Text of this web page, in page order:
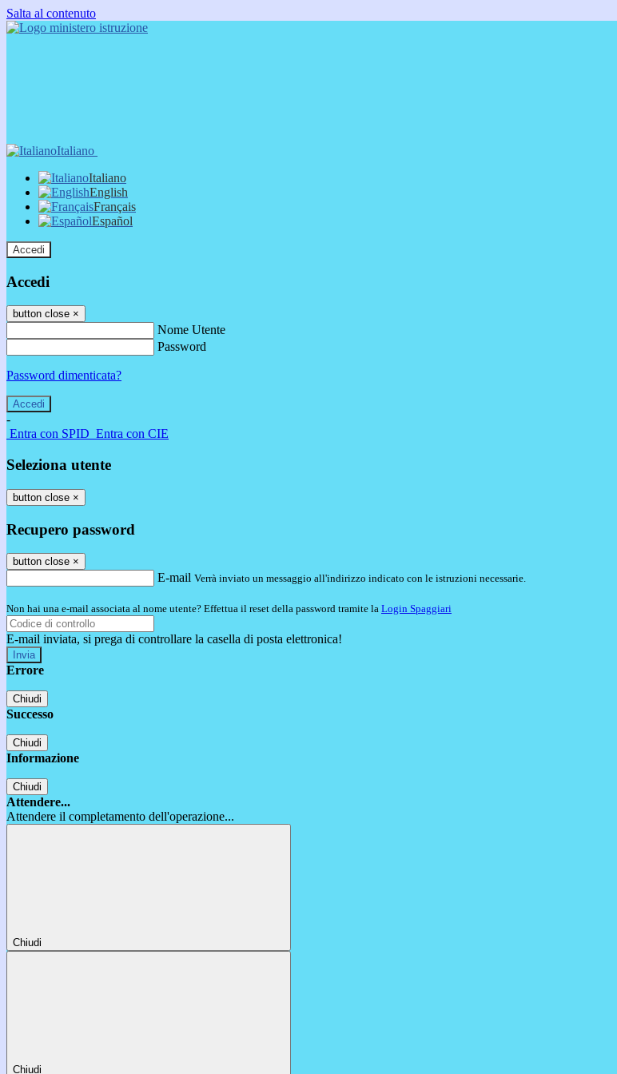
Salta al contenuto
Italiano
Italiano
English
Français
Español
Accedi
Accedi
button close ×
Nome Utente
Password
Password dimenticata?
-
Entra con SPID Entra con CIE
Seleziona utente
button close ×
Recupero password
button close ×
E-mail Verrà inviato un messaggio all'indirizzo indicato con le istruzioni necessarie.
Non hai una e-mail associata al nome utente? Effettua il reset della password tramite la Login Spaggiari
E-mail inviata, si prega di controllare la casella di posta elettronica!
Errore
Chiudi
Successo
Chiudi
Informazione
Chiudi
Attendere...
Attendere il completamento dell'operazione...
Chiudi
Chiudi